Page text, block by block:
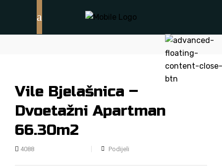
Vile Bjelašnica –
Dvoetažni Apartman
66.30m2
4088 Podijeli